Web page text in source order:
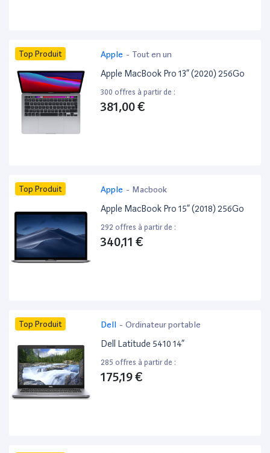
Top Produit Apple - Tout en un
Apple MacBook Pro 13” (2020) 256Go
300 offres à partir de :
381,00 €
Top Produit Apple - Macbook
Apple MacBook Pro 15” (2018) 256Go
292 offres à partir de :
340,11 €
Top Produit Dell - Ordinateur portable
Dell Latitude 5410 14”
285 offres à partir de :
175,19 €